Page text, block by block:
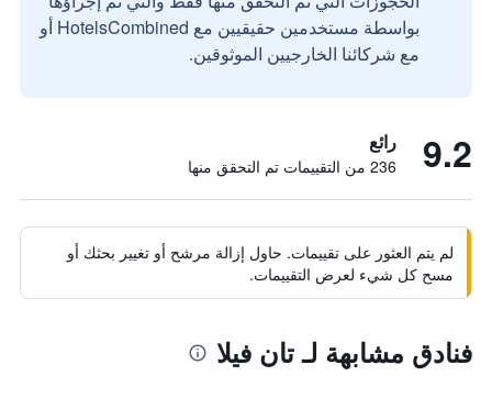
بواسطة مستخدمين حقيقيين مع HotelsCombined أو
مع شركائنا الخارجيين الموثوقين.
9.2 رائع
236 من التقييمات تم التحقق منها
لم يتم العثور على تقييمات. حاول إزالة مرشح أو تغيير بحثك أو
مسح كل شيء لعرض التقييمات.
فنادق مشابهة لـ تان فيلا